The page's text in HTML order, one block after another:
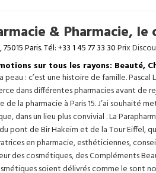
& Pharmacie, le
Paris. Tél: +33 1 45 77 33 30Prix
sur tous les rayons: Beauté,
: c’est une histoire de famille.
dans différentes pharmacies avant
la pharmacie à Paris 15. J’ai
dans un lieu plus convivial . La
pont de Bir Hakeim et de la Tour Eiffel,
en pharmacie, esthéticiennes,
des cosmétiques, des Compléments
soient délivrés comme le sont